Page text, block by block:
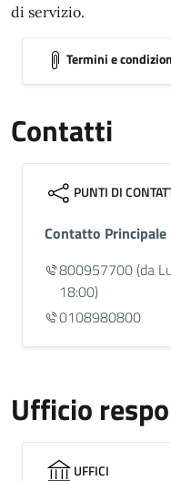
di servizio.
Termini e
Contatti
PUNTI DI
Contatto Principale
800957700 (da
18:00)
0108980800
Ufficio
UFFICI